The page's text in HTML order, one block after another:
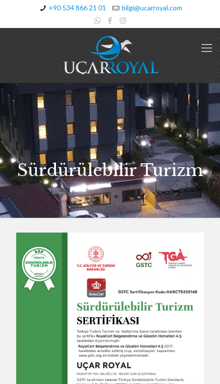
+90 534 866 21 01 bilgi@ucarroyal.com
Sürdürülebilir Turizm